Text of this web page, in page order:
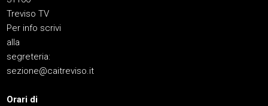
Treviso TV
Per info scrivi
alla
segreteria:
sezione@caitreviso.it
Orari di